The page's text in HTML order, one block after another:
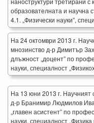
образователната и научна
4.1. „Физически науки”,
На 24 октомври 2013 г.
мнозинство д-р Димитър
длъжност „доцент” по
науки, специалност
На 13 юни 2013 г.
д-р Бранимир Людмилов
„главен асистент” по
науки, специалност